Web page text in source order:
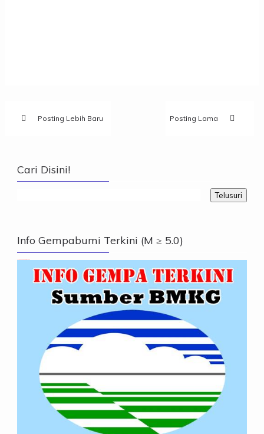
Posting Lebih Baru Posting Lama
Cari Disini!
Info Gempabumi Terkini (M ≥ 5.0)